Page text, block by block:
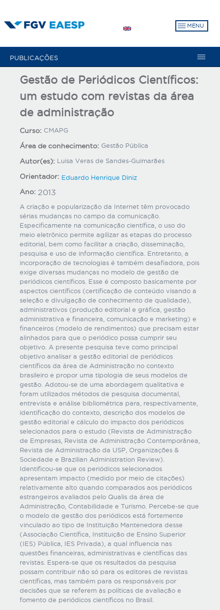
para
MENU
PUBLICAÇÕES
Gestão de Periódicos Científicos:
um estudo com revistas da área
de administração
Curso: CMAPG
Área de conhecimento: Gestão Pública
Autor(es): Luisa Veras de Sandes-Guimarães
Orientador: Eduardo Henrique Diniz
Ano: 2013
A criação e popularização da Internet têm provocado
sérias mudanças no campo da comunicação.
Especificamente na comunicação científica, o uso do
meio eletrônico permite agilizar as etapas do processo
editorial, bem como facilitar a criação, disseminação,
pesquisa e uso de informação científica. Entretanto, a
incorporação de tecnologias é também desafiadora, pois
exige diversas mudanças no modelo de gestão de
periódicos científicos. Esse é composto basicamente por
aspectos científicos (certificação de conteúdo visando a
seleção e divulgação de conhecimento de qualidade),
administrativos (produção editorial e gráfica, gestão
administrativa e financeira, comunicação e marketing) e
financeiros (modelo de rendimentos) que precisam estar
alinhados para que o periódico possa cumprir seu
objetivo. A presente pesquisa teve como principal
objetivo analisar a gestão editorial de periódicos
científicos da área de Administração no contexto
brasileiro e propor uma tipologia de seus modelos de
gestão. Adotou-se de uma abordagem qualitativa e
foram utilizados métodos de pesquisa documental,
entrevista e análise bibliométrica para, respectivamente,
identificação do contexto, descrição dos modelos de
gestão editorial e cálculo do impacto dos periódicos
selecionados para o estudo (Revista de Administração
de Empresas, Revista de Administração Contemporânea,
Revista de Administração da USP, Organizações &
Sociedade e Brazilian Administration Review).
Identificou-se que os periódicos selecionados
apresentam impacto (medido por meio de citações)
relativamente alto quando comparados aos periódicos
estrangeiros avaliados pelo Qualis da área de
Administração, Contabilidade e Turismo. Percebe-se que
o modelo de gestão dos periódicos está fortemente
vinculado ao tipo de Instituição Mantenedora desse
(Associação Científica, Instituição de Ensino Superior
(IES) Pública, IES Privada), a qual influencia nas
questões financeiras, administrativas e científicas das
revistas. Espera-se que os resultados da pesquisa
possam contribuir não só para os editores de revistas
científicas, mas também para os responsáveis por
decisões que se referem às políticas de avaliação e
fomento de periódicos científicos no Brasil.